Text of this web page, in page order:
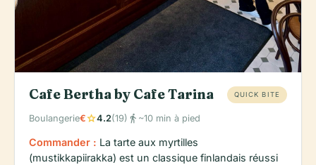
Cafe Bertha by Cafe Tarina QUICK BITE
Boulangerie€star4.2(19) directions_walk ~10 min à pied
Commander : La tarte aux myrtilles
(mustikkapiirakka) est un classique finlandais réussi